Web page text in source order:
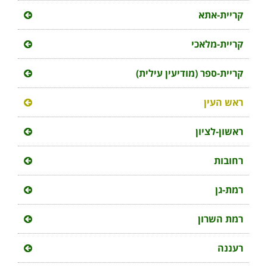
קריית-אתא
קריית-מלאכי
קריית-ספר (מודיעין עילית)
ראש העין
ראשון-לציון
רחובות
רמת-גן
רמת השרון
רעננה